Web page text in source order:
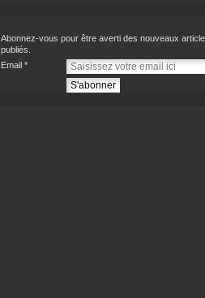
Abonnez-vous pour être averti des nouveaux
publiés.
Email